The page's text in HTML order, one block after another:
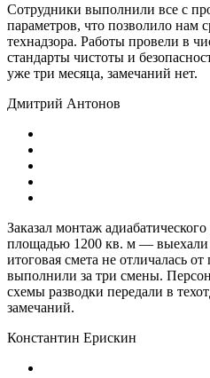
Сотрудники выполнили все с
параметров, что позволило нам
технадзора. Работы провели в
стандарты чистоты и
уже три месяца, замечаний нет.
Дмитрий Антонов
Заказал монтаж
площадью 1200 кв. м — выехали
итоговая смета не отличалась
выполнили за три смены.
схемы разводки передали в
замечаний.
Константин Ерискин